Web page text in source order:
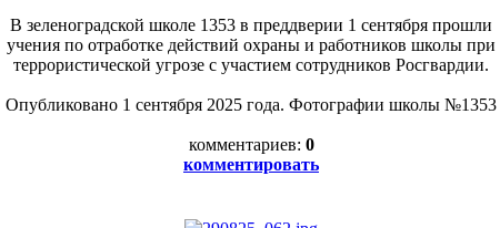
В зеленоградской школе 1353 в преддверии 1 сентября прошли
учения по отработке действий охраны и работников школы при
террористической угрозе с участием сотрудников Росгвардии.
Опубликовано 1 сентября 2025 года. Фотографии школы №1353
комментариев: 0
комментировать